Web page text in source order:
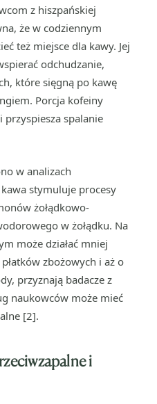
z hiszpańskiej
że w codziennym
też miejsce dla kawy. Jej
odchudzanie,
które sięgną po kawę
Porcja kofeiny
przyspiesza spalanie
w analizach
stymuluje procesy
żołądkowo-
w żołądku. Na
może działać mniej
zbożowych i aż o
przyznają badacze z
naukowców może mieć
[2].
i